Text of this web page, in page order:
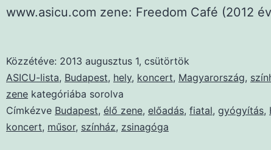
www.asicu.com zene: Freedom Café (2012
Közzétéve: 2013 augusztus 1, csütörtök
ASICU-lista, Budapest, hely, koncert, Magyarország,
zene kategóriába sorolva
Címkézve Budapest, élő zene, előadás, fiatal, gyógyítás,
koncert, műsor, színház, zsinagóga